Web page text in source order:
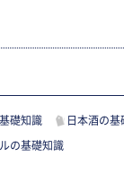
礎知識 日本酒の基
の基礎知識